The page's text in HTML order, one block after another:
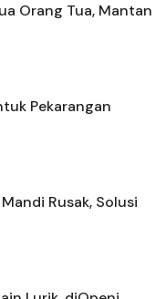
Orang Tua, Mantan
Pekarangan
Rusak, Solusi